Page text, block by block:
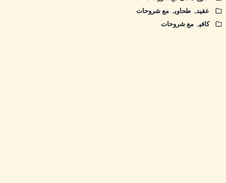
عقیدہ طحاویہ مع شروحات
کافیہ مع شروحات